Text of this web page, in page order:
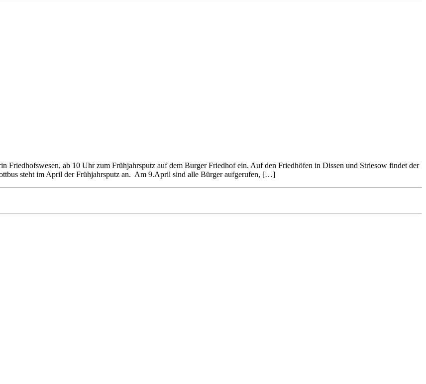
Friedhofswesen, ab 10 Uhr zum Frühjahrsputz auf dem Burger Friedhof ein. Auf den Friedhöfen in Dissen und Striesow findet der
steht im April der Frühjahrsputz an. Am 9.April sind alle Bürger aufgerufen, […]